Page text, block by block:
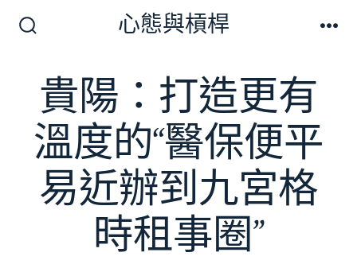
換
開
關
心態與槓桿
貴陽：打造更有
溫度的“醫保便平
易近辦到九宮格
時租事圈”